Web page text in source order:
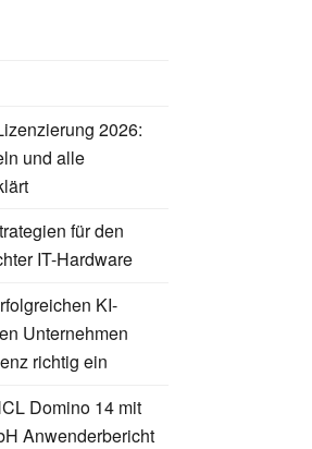
2026:
und alle
für den
IT-Hardware
KI-
Unternehmen
richtig ein
Domino 14 mit
Anwenderbericht